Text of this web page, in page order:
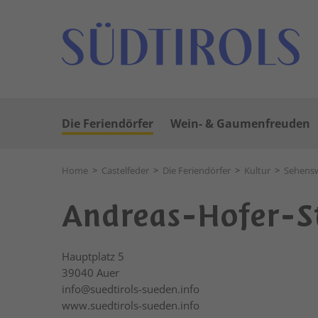
Die Feriendörfer Wein- & Gaumenfreuden
Home > Castelfeder > Die Feriendörfer > Kultur >
Andreas-Hofer-
Hauptplatz 5
39040 Auer
info@suedtirols-sueden.info
www.suedtirols-sueden.info